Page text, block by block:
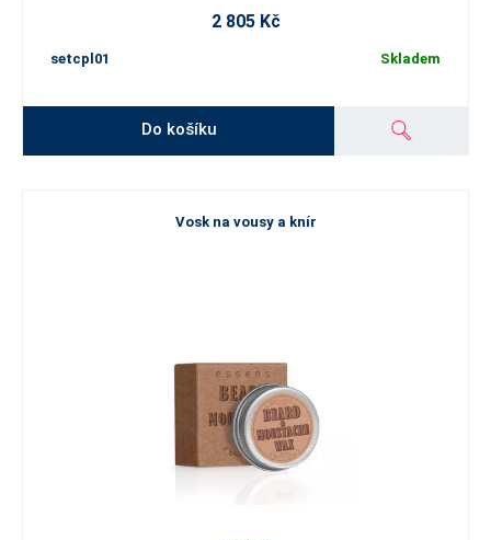
2 805 Kč
setcpl01 Skladem
Do košíku
Vosk na vousy a knír